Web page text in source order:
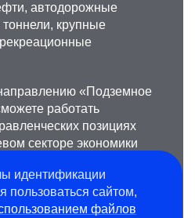
автодорожные
крупные
«Подземное
работать
позициях
секторе экономики
сооружений и шахт,
идентификации
пользоваться сайтом,
файлов